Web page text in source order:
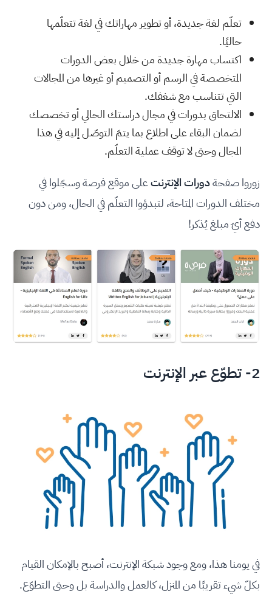
تعلّم لغة جديدة، أو تطوير مهاراتك في لغة تتعلّمها
حاليًا.
اكتساب مهارة جديدة من خلال بعض الدورات
المتخصصة في الرسم أو التصميم أو غيرها من المجالات
التي تتناسب مع شغفك.
الالتحاق بدورات في مجال دراستك الحالي أو تخصصك
لضمان البقاء على اطلاع بما يتمّ التوصّل إليه في هذا
المجال وحتى لا توقف عملية التعلّم.
زوروا صفحةدورات الإنترنتعلى موقع فرصة وسجّلوا في
مختلف الدورات المتاحة، لتبدؤوا التعلّم في الحال، ومن دون
دفع أيّ مبلغ يُذكر!
2- تطوّع عبر الإنترنت
في يومنا هذا، ومع وجود شبكة الإنترنت، أصبح بالإمكان القيام
بكلّ شيء تقريبًا من المنزل، كالعمل والدراسة بل وحتى التطوّع.